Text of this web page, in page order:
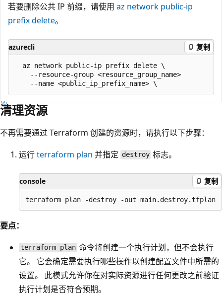
若要删除公共 IP 前缀，请使用 az network public-ip
prefix delete。
azurecli 复制
  az network public-ip prefix delete \
    --resource-group <resource_group_name>
清理资源
不再需要通过 Terraform 创建的资源时，请执行以下步骤：
运行terraform plan 并指定 destroy 标志。
console 复制
要点：
terraform plan 命令将创建一个执行计划，但不会执行
它。 它会确定需要执行哪些操作以创建配置文件中所需的
设置。 此模式允许你在对实际资源进行任何更改之前验证
执行计划是否符合预期。